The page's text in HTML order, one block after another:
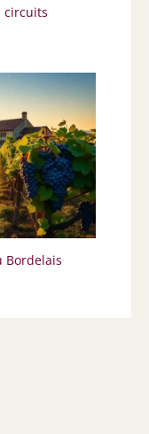
circuits
Bordelais